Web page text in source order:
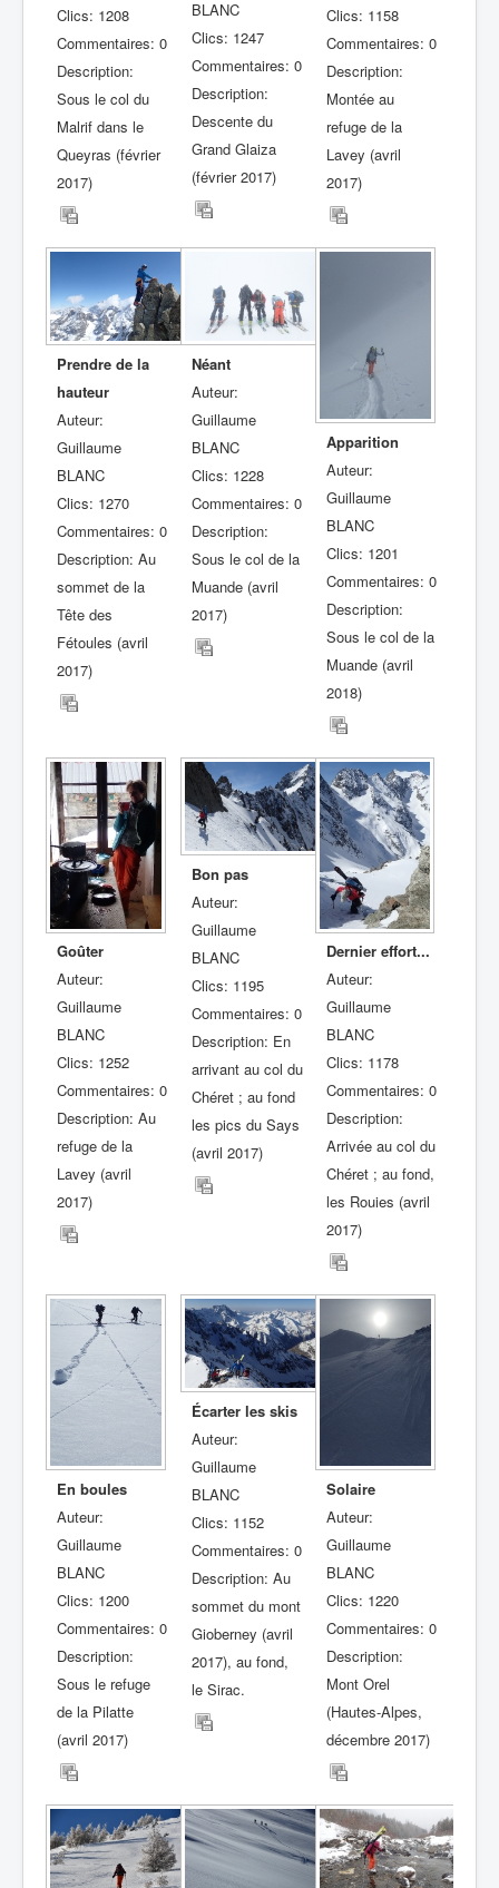
Clics: 1208
Commentaires: 0
Description:
Sous le col du
Malrif dans le
Queyras (février
2017)
BLANC
Clics: 1247
Commentaires: 0
Description:
Descente du
Grand Glaiza
(février 2017)
Clics: 1158
Commentaires: 0
Description:
Montée au
refuge de la
Lavey (avril
2017)
Prendre de la
hauteur
Auteur:
Guillaume
BLANC
Clics: 1270
Commentaires: 0
Description: Au
sommet de la
Tête des
Fétoules (avril
2017)
Néant
Auteur:
Guillaume
BLANC
Clics: 1228
Commentaires: 0
Description:
Sous le col de la
Muande (avril
2017)
Apparition
Auteur:
Guillaume
BLANC
Clics: 1201
Commentaires: 0
Description:
Sous le col de la
Muande (avril
2018)
Goûter
Auteur:
Guillaume
BLANC
Clics: 1252
Commentaires: 0
Description: Au
refuge de la
Lavey (avril
2017)
Bon pas
Auteur:
Guillaume
BLANC
Clics: 1195
Commentaires: 0
Description: En
arrivant au col du
Chéret ; au fond
les pics du Says
(avril 2017)
Dernier effort...
Auteur:
Guillaume
BLANC
Clics: 1178
Commentaires: 0
Description:
Arrivée au col du
Chéret ; au fond,
les Rouies (avril
2017)
En boules
Auteur:
Guillaume
BLANC
Clics: 1200
Commentaires: 0
Description:
Sous le refuge
de la Pilatte
(avril 2017)
Écarter les skis
Auteur:
Guillaume
BLANC
Clics: 1152
Commentaires: 0
Description: Au
sommet du mont
Gioberney (avril
2017), au fond,
le Sirac.
Solaire
Auteur:
Guillaume
BLANC
Clics: 1220
Commentaires: 0
Description:
Mont Orel
(Hautes-Alpes,
décembre 2017)